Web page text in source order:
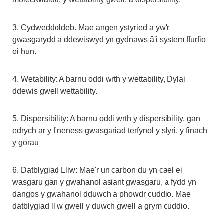
3. Cydweddoldeb. Mae angen ystyried a yw'r
gwasgarydd a ddewiswyd yn gydnaws â'i system ffurfio
ei hun.
4. Wetability: A barnu oddi wrth y wettability, Dylai
ddewis gwell wettability.
5. Dispersibility: A barnu oddi wrth y dispersibility, gan
edrych ar y fineness gwasgariad terfynol y slyri, y finach
y gorau
6. Datblygiad Lliw: Mae'r un carbon du yn cael ei
wasgaru gan y gwahanol asiant gwasgaru, a fydd yn
dangos y gwahanol dduwch a phowdr cuddio. Mae
datblygiad lliw gwell y duwch gwell a grym cuddio.